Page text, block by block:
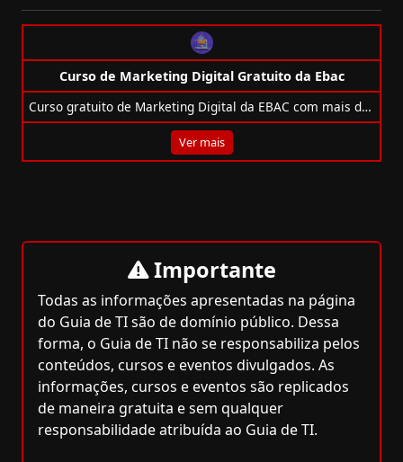
Curso de Marketing Digital Gratuito da Ebac
Curso gratuito de Marketing Digital da EBAC com mais de 5h de conteúdo, certificado, SEO, CRM, Google Ads e redes sociais.
Ver mais
Importante
Todas as informações apresentadas na página
do Guia de TI são de domínio público. Dessa
forma, o Guia de TI não se responsabiliza pelos
conteúdos, cursos e eventos divulgados. As
informações, cursos e eventos são replicados
de maneira gratuita e sem qualquer
responsabilidade atribuída ao Guia de TI.